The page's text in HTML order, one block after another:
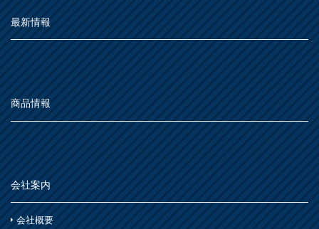
SDSお問い合わせ SDS
個人情報について PRIVACY POLICY
オンラインショップ ONLINE SHOP
仕様
木部
鉄部・プラスチック製品
屋根
トタン屋根
セメント・ベスト瓦屋根
木部
プラスチック製品
外壁・塀
コンクリート壁・リシン壁・サイディング壁・ブロック壁
その他
浴室
石材・タイル
ステンレス
室内壁・天井
ビニール壁紙・石膏ボード
砂壁・繊維壁
コンクリート・モルタル壁
木部
浴室
うすめ液
その他
下地処理・塗装関連・その他
水性多用途
室内壁・浴室
鉄部・木部・アルミ(油性)
さび止め
用語集
あ
か
さ
た
な
シーン別
雨天
木に塗る
最新情報
商品情報
会社案内
会社概要